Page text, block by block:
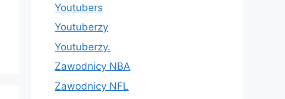
Youtubers
Youtuberzy
Youtuberzy.
Zawodnicy NBA
Zawodnicy NFL